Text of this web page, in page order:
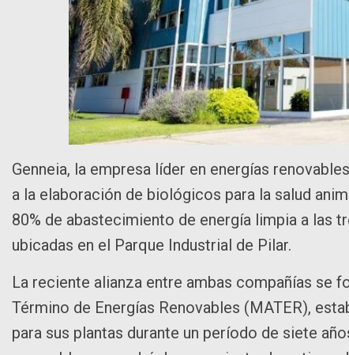
Genneia, la empresa líder en energías
a la elaboración de biológicos para la salud
80% de abastecimiento de energía limpia a las
ubicadas en el Parque Industrial de Pilar.
La reciente alianza entre ambas compañías se
Término de Energías Renovables (MATER),
para sus plantas durante un período de siete